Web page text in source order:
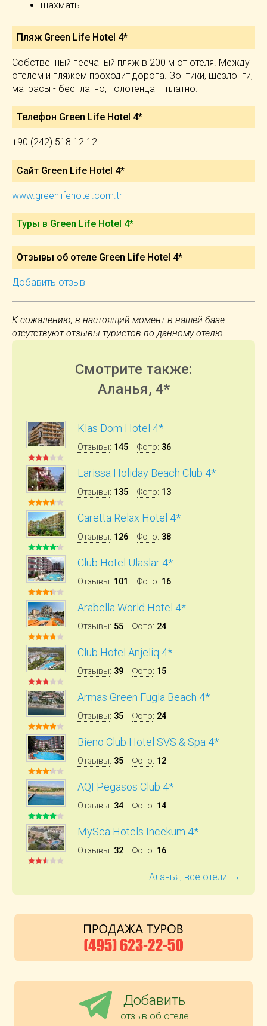
шахматы
Пляж Green Life Hotel 4*
Собственный песчаный пляж в 200 м от отеля. Между
отелем и пляжем проходит дорога. Зонтики, шезлонги,
матрасы - бесплатно, полотенца – платно.
Телефон Green Life Hotel 4*
+90 (242) 518 12 12
Сайт Green Life Hotel 4*
www.greenlifehotel.com.tr
Туры в Green Life Hotel 4*
Отзывы об отеле Green Life Hotel 4*
Добавить отзыв
К сожалению, в настоящий момент в нашей базе
отсутствуют отзывы туристов по данному отелю
Смотрите также:
Аланья, 4*
Klas Dom Hotel 4*
Отзывы: 145 Фото: 36
Larissa Holiday Beach Club 4*
Отзывы: 135 Фото: 13
Caretta Relax Hotel 4*
Отзывы: 126 Фото: 38
Club Hotel Ulaslar 4*
Отзывы: 101 Фото: 16
Arabella World Hotel 4*
Отзывы: 55 Фото: 24
Club Hotel Anjeliq 4*
Отзывы: 39 Фото: 15
Armas Green Fugla Beach 4*
Отзывы: 35 Фото: 24
Bieno Club Hotel SVS & Spa 4*
Отзывы: 35 Фото: 12
AQI Pegasos Club 4*
Отзывы: 34 Фото: 14
MySea Hotels Incekum 4*
Отзывы: 32 Фото: 16
Аланья, все отели →
Добавить
отзыв об отеле